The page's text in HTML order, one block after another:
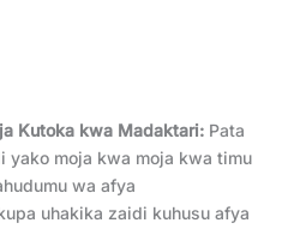
Kutoka kwa Madaktari: Pata
yako moja kwa moja kwa timu
wa afya
uhakika zaidi kuhusu afya